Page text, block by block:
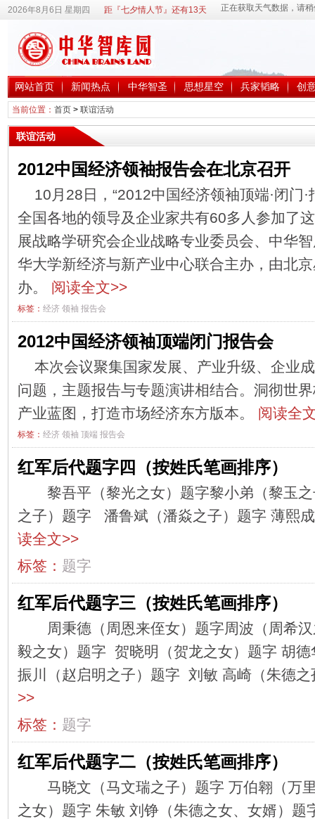
2026年8月6日 星期四 距『七夕情人节』还有13天
网站首页 新闻热点 中华智圣 思想星空 兵家韬略 创
当前位置： 首页> 联谊活动
联谊活动
2012中国经济领袖报告会在北京召开
10月28日，“2012中国经济领袖顶端·闭门
全国各地的领导及企业家共有60多人参加了
展战略学研究会企业战略专业委员会、中华
华大学新经济与新产业中心联合主办，由北
办。 阅读全文>>
标签： 经济 领袖 报告会
2012中国经济领袖顶端闭门报告会
本次会议聚集国家发展、产业升级、企业
问题，主题报告与专题演讲相结合。洞彻世
产业蓝图，打造市场经济东方版本。 阅读全
标签： 经济 领袖 顶端 报告会
红军后代题字四（按姓氏笔画排序）
黎吾平（黎光之女）题字黎小弟（黎玉
之子）题字 潘鲁斌（潘焱之子）题字 薄熙
读全文>>
标签： 题字
红军后代题字三（按姓氏笔画排序）
周秉德（周恩来侄女）题字周波（周希
毅之女）题字 贺晓明（贺龙之女）题字 胡
振川（赵启明之子）题字 刘敏 高崎（朱德
>>
标签： 题字
红军后代题字二（按姓氏笔画排序）
马晓文（马文瑞之子）题字 万伯翱（万
之女）题字 朱敏 刘铮（朱德之女、女婿）题